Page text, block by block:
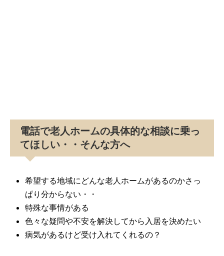
電話で老人ホームの具体的な相談に乗っ
てほしい・・そんな方へ
希望する地域にどんな老人ホームがあるのかさっ
ぱり分からない・・
特殊な事情がある
色々な疑問や不安を解決してから入居を決めたい
病気があるけど受け入れてくれるの？